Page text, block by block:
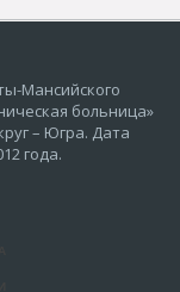
Мансийского
больница»
– Югра. Дата
года.